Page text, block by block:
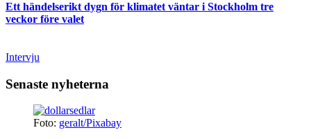
Ett händelserikt dygn för klimatet väntar i Stockholm tre
veckor före valet
Intervju
Senaste nyheterna
Foto: geralt/Pixabay